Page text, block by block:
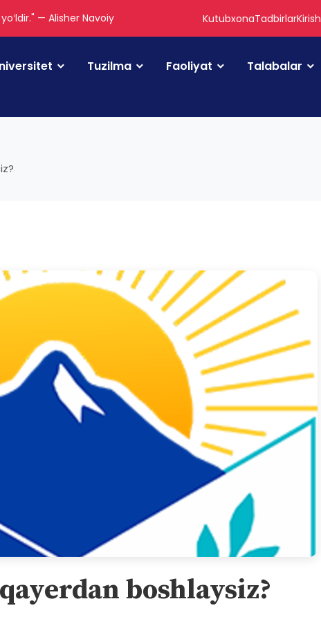
— Alisher Navoiy KutubxonaTadbirlarKirish
Tuzilma Faoliyat Talabalar
boshlaysiz?